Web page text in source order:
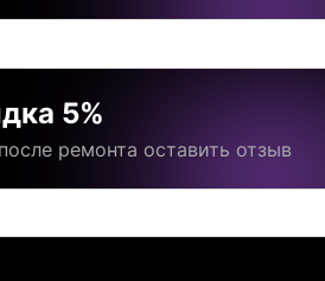
5%
ремонта оставить отзыв